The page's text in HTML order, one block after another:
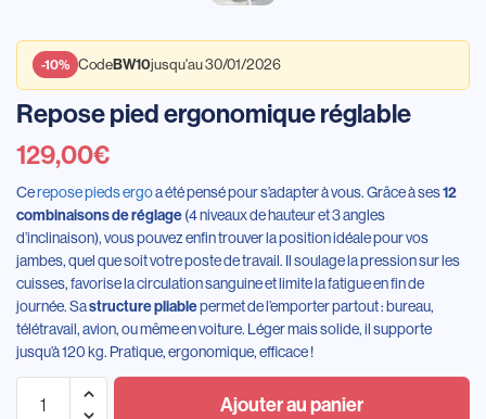
-10% CodeBW10jusqu'au 30/01/2026
Repose pied ergonomique réglable
129,00€
Cerepose pieds ergoa été pensé pour s’adapter à vous. Grâce à ses12
combinaisons de réglage(4 niveaux de hauteur et 3 angles
d’inclinaison), vous pouvez enfin trouver la position idéale pour vos
jambes, quel que soit votre poste de travail. Il soulage la pression sur les
cuisses, favorise la circulation sanguine et limite la fatigue en fin de
journée. Sastructure pliablepermet de l’emporter partout : bureau,
télétravail, avion, ou même en voiture. Léger mais solide, il supporte
jusqu’à 120 kg. Pratique, ergonomique, efficace !
Ajouter au panier